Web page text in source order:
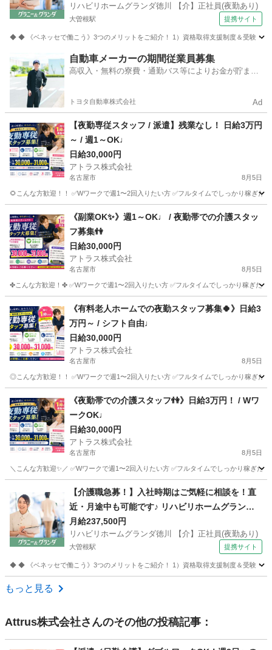
フ
リハビリホームグランダ徳川 【介】正社員(夜勤あり)
大曽根駅 提携サイト
◆ ◆ 《ベネッセで働こう》3つのメリットをご紹介！ 1）資格取得支援制度＆受験・
大曽根駅 介護
自動車メーカーの期間従業員募集
高収入・無料の寮費・通勤バス等によりお金が貯まり
トヨタ自動車株式会社 Ad
【夜勤専従スタッフ / 派遣】残業なし！ 日給3万円
～ / 週1～OK♩
日給30,000円
アトラス株式会社
名古屋市 8月5日
🌻こんな方歓迎！！ ✅Wワークで週1〜2回入りたい方 ✅フルタイムでしっかり稼ぎ
介護
《副業OK✨》週1～OK♩ / 夜勤帯での介護スタッ
フ募集👫
日給30,000円
アトラス株式会社
名古屋市 8月5日
✤こんな方歓迎！✤ ✅Wワークで週1〜2回入りたい方 ✅フルタイムでしっかり稼ぎた
介護 スタッフ
《有料老人ホームでの夜勤スタッフ募集🍀》日給3
万円～ / シフト自由♩
日給30,000円
アトラス株式会社
名古屋市 8月5日
◎こんな方歓迎！！ ✅Wワークで週1〜2回入りたい方 ✅フルタイムでしっかり稼ぎ
介護 スタッフ
《夜勤帯での介護スタッフ👫》日給3万円！ / Wワ
ークOK♩
日給30,000円
アトラス株式会社
名古屋市 8月5日
＼こんな方歓迎✨／ ✅Wワークで週1〜2回入りたい方 ✅フルタイムでしっかり稼ぎ
介護 スタッフ
【介護職急募！】入社時期はご気軽に相談を！直
近・月途中も可能です♪ リハビリホームグランダ
徳川 【介】正社員(夜勤あり) 老人介護施設スタッ
フ
月給237,500円
リハビリホームグランダ徳川 【介】正社員(夜勤あり)
大曽根駅 提携サイト
◆ ◆ 《ベネッセで働こう》3つのメリットをご紹介！ 1）資格取得支援制度＆受験・
愛知 名古屋市
もっと見る
Attrus株式会社さんのその他の投稿記事：